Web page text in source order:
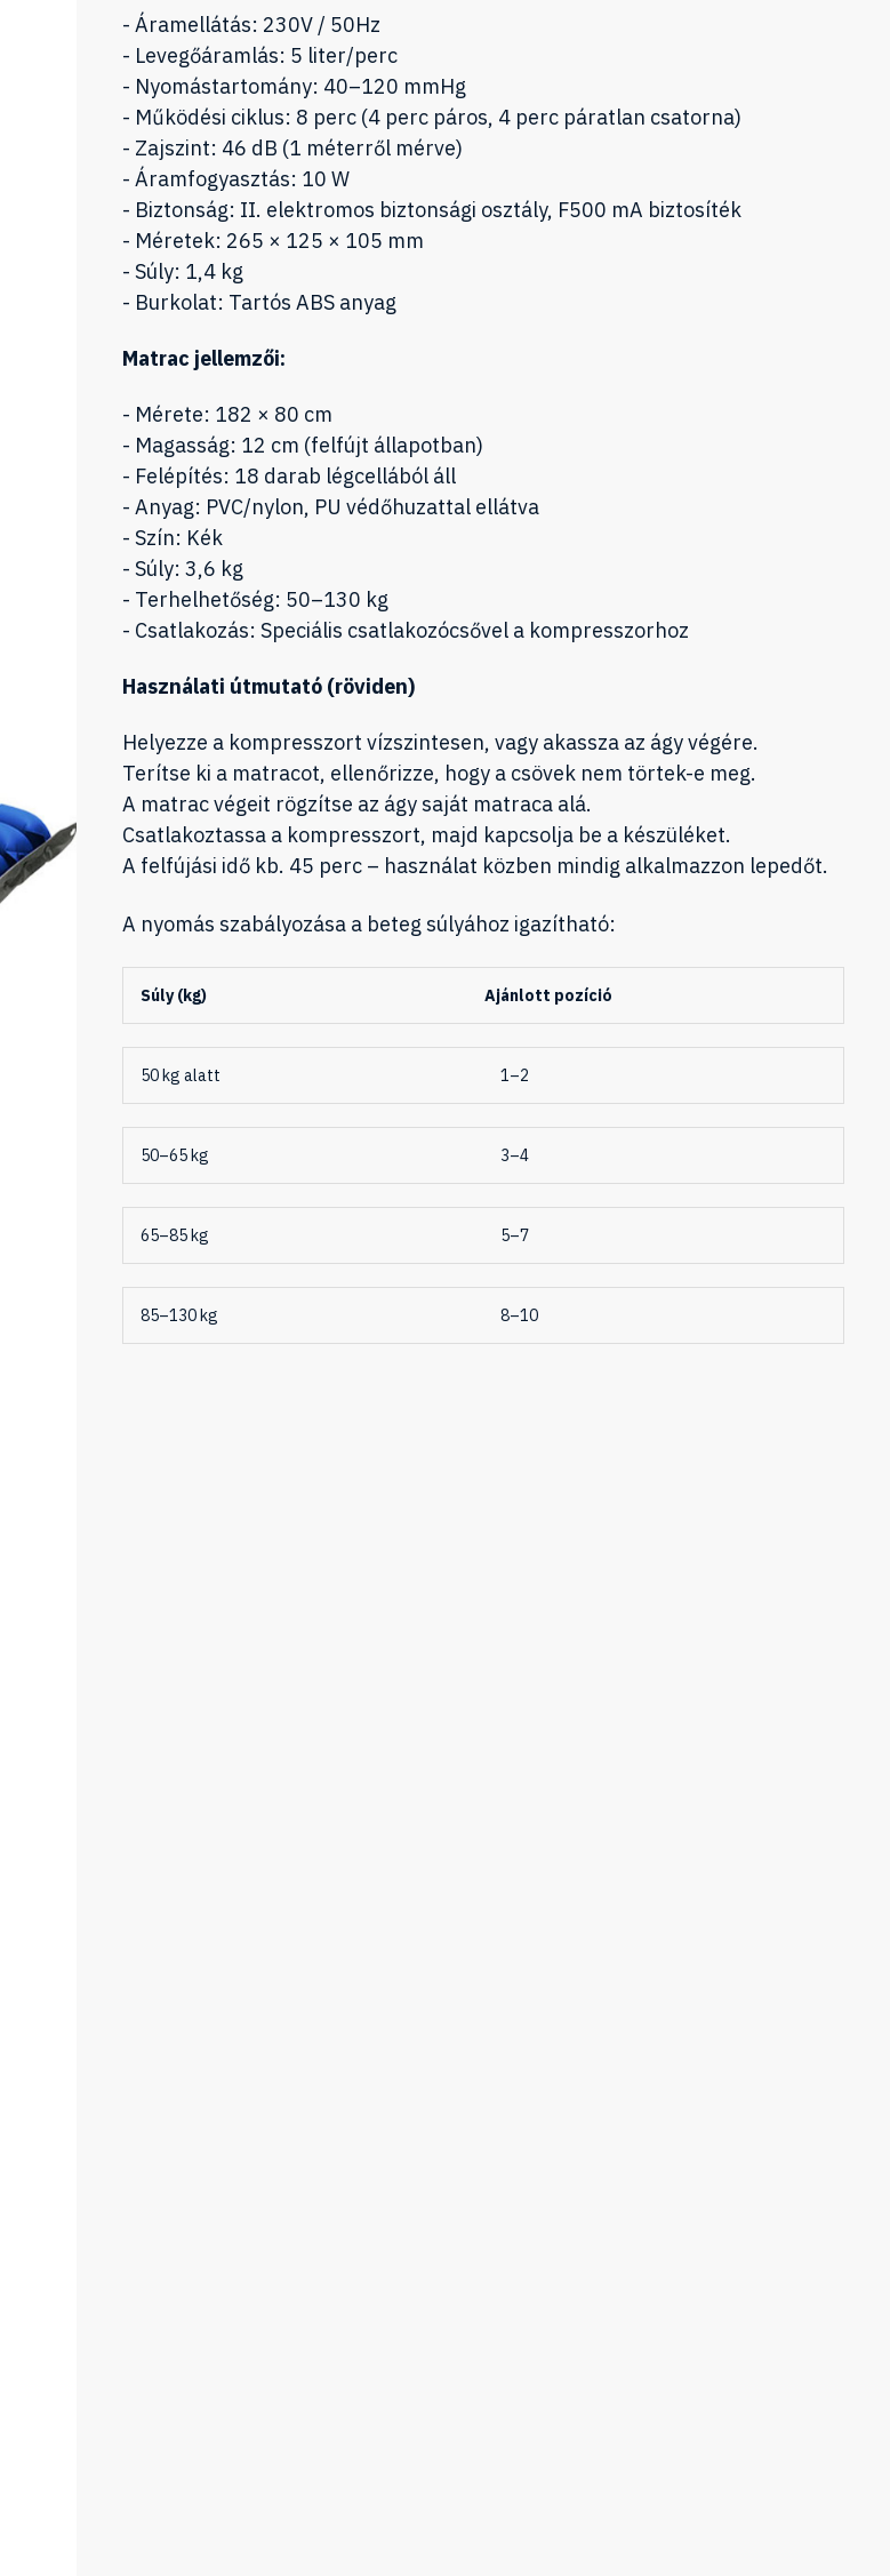
- Áramellátás: 230V / 50Hz
- Levegőáramlás: 5 liter/perc
- Nyomástartomány: 40–120 mmHg
- Működési ciklus: 8 perc (4 perc páros, 4 perc páratlan csatorna)
- Zajszint: 46 dB (1 méterről mérve)
- Áramfogyasztás: 10 W
- Biztonság: II. elektromos biztonsági osztály, F500 mA biztosíték
- Méretek: 265 × 125 × 105 mm
- Súly: 1,4 kg
- Burkolat: Tartós ABS anyag
Matrac jellemzői:
- Mérete: 182 × 80 cm
- Magasság: 12 cm (felfújt állapotban)
- Felépítés: 18 darab légcellából áll
- Anyag: PVC/nylon, PU védőhuzattal ellátva
- Szín: Kék
- Súly: 3,6 kg
- Terhelhetőség: 50–130 kg
- Csatlakozás: Speciális csatlakozócsővel a kompresszorhoz
Használati útmutató (röviden)
Helyezze a kompresszort vízszintesen, vagy akassza az ágy végére.
Terítse ki a matracot, ellenőrizze, hogy a csövek nem törtek-e meg.
A matrac végeit rögzítse az ágy saját matraca alá.
Csatlakoztassa a kompresszort, majd kapcsolja be a készüléket.
A felfújási idő kb. 45 perc – használat közben mindig alkalmazzon lepedőt.
A nyomás szabályozása a beteg súlyához igazítható:
Súly (kg) Ajánlott pozíció
50 kg alatt 1–2
50–65 kg 3–4
65–85 kg 5–7
85–130 kg 8–10